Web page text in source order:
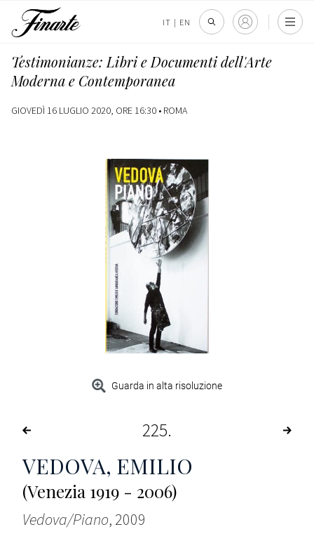
IT | EN
Testimonianze: Libri e Documenti dell'Arte
Moderna e Contemporanea
GIOVEDÌ 16 LUGLIO 2020, ORE 16:30 • ROMA
Guarda in alta risoluzione
225
VEDOVA, EMILIO
(Venezia 1919 - 2006)
Vedova/Piano, 2009